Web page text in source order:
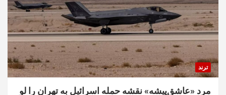
ترند
مرد «عاشق‌پیشه» نقشه حمله اسرائیل به تهران را لو